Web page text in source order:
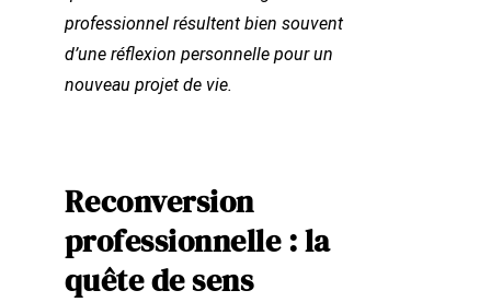
professionnel résultent bien souvent
d’une réflexion personnelle pour un
nouveau projet de vie.
Reconversion
professionnelle : la
quête de sens